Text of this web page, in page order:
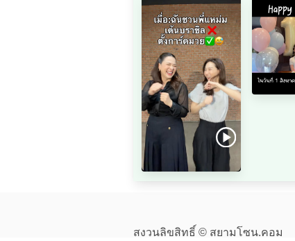
สงวนลิขสิทธิ์ © สยามโซน.คอม